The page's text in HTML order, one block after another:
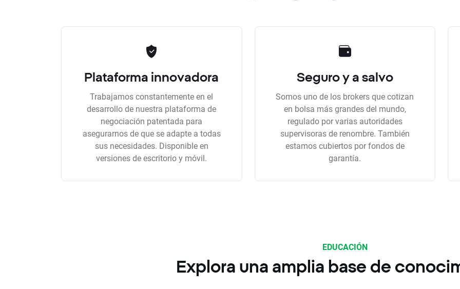
Plataforma innovadora
Trabajamos constantemente en el
desarrollo de nuestra plataforma de
negociación patentada para
asegurarnos de que se adapte a todas
sus necesidades. Disponible en
versiones de escritorio y móvil.
Seguro y a salvo
Somos uno de los brokers que cotizan
en bolsa más grandes del mundo,
regulado por varias autoridades
supervisoras de renombre. También
estamos cubiertos por fondos de
garantía.
EDUCACIÓN
Explora una amplia base de